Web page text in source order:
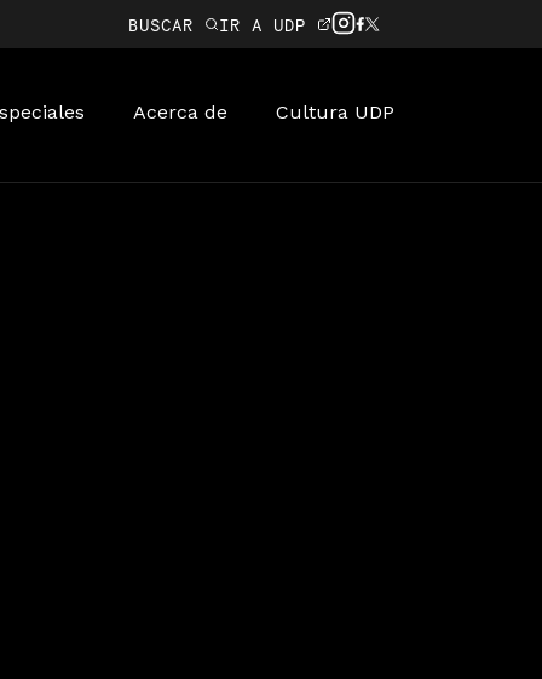
BUSCAR IR A UDP
Acerca de Cultura UDP